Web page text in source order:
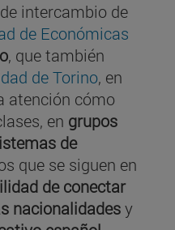
intercambio de
de Económicas
, que también
de Torino, en
atención cómo
en grupos
de
que se siguen en
de conectar
nacionalidadesy